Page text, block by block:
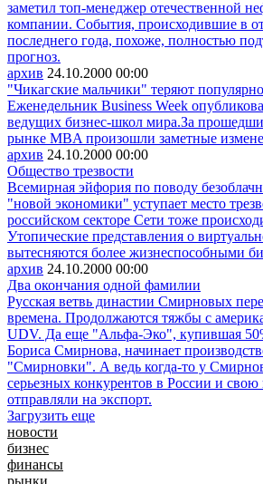
заметил топ-менеджер отечественной
компании. События, происходившие в
последнего года, похоже, полностью
прогноз.
архив 24.10.2000 00:00
"Чикагские мальчики" теряют
Еженедельник Business Week
ведущих бизнес-школ мира.За
рынке MBA произошли заметные
архив 24.10.2000 00:00
Общество трезвости
Всемирная эйфория по поводу
"новой экономики" уступает место
российском секторе Сети тоже
Утопические представления о
вытесняются более жизнеспособными
архив 24.10.2000 00:00
Два окончания одной фамилии
Русская ветвь династии Смирновых
времена. Продолжаются тяжбы с
UDV. Да еще "Альфа-Эко", купившая
Бориса Смирнова, начинает
"Смирновки". А ведь когда-то у
серьезных конкурентов в России и
отправляли на экспорт.
Загрузить еще
новости
бизнес
финансы
рынки